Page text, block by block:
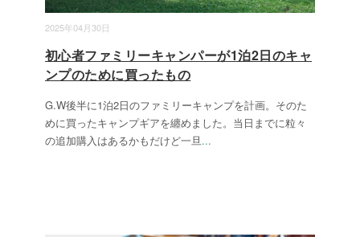
2025年04月30日
初心者ファミリーキャンパーが1泊2日のキャ
ンプのために買ったもの
G.W後半に1泊2日のファミリーキャンプを計画。そのた
めに買ったキャンプギアを纏めました。当日までに粒々
の追加購入はあるかもだけど一旦...